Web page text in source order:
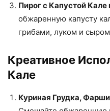
Пирог с Капустой Кале
обжаренную капусту
грибами, луком и
Креативное
Кале
Куриная Грудка,